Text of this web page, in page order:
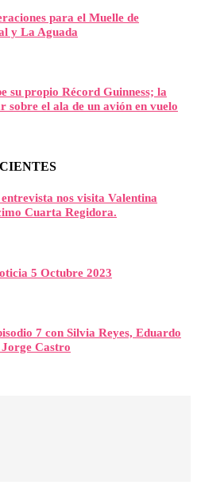
para el Muelle de
y La Aguada
su propio Récord Guinness; la
sobre el ala de un avión en vuelo
nos visita Valentina
Cuarta Regidora.
5 Octubre 2023
7 con Silvia Reyes, Eduardo
Castro